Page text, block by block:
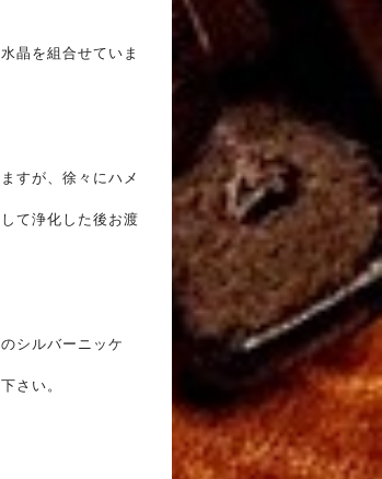
晶を組合せていま
すが、徐々にハメ
て浄化した後お渡
シルバーニッケ
さい。